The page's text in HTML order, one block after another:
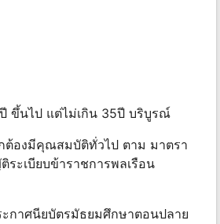
ขึ้นไป แต่ไม่เกิน 35ปี บริบูรณ์
ต้องมีคุณสมบัติทั่วไป ตาม มาตรา
ะเบียบข้าราชการพลเรือน
กาศนียบัตรมัธยมศึกษาตอนปลาย